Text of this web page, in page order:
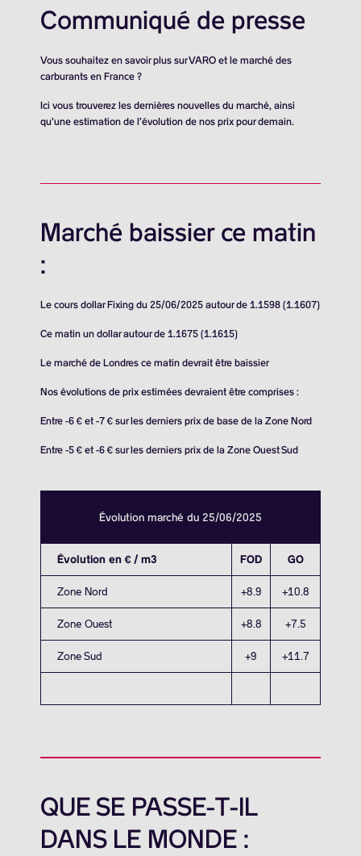
Communiqué de presse
Vous souhaitez en savoir plus sur VARO et le marché des
carburants en France ?
Ici vous trouverez les dernières nouvelles du marché, ainsi
qu’une estimation de l’évolution de nos prix pour demain.
Marché baissier ce matin
:
Le cours dollar Fixing du 25/06/2025 autour de 1.1598 (1.1607)
Ce matin un dollar autour de 1.1675 (1.1615)
Le marché de Londres ce matin devrait être baissier
Nos évolutions de prix estimées devraient être comprises :
Entre -6 € et -7 € sur les derniers prix de base de la Zone Nord
Entre -5 € et -6 € sur les derniers prix de la Zone Ouest Sud
Évolution marché du 25/06/2025
Évolution en € / m3 FOD GO
Zone Nord +8.9 +10.8
Zone Ouest +8.8 +7.5
Zone Sud +9 +11.7
QUE SE PASSE-T-IL
DANS LE MONDE :